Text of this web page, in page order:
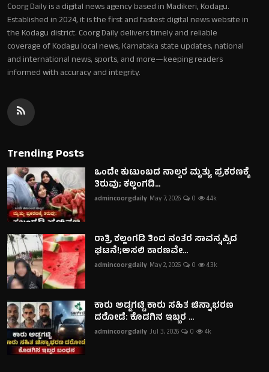
Coorg Daily is a digital news agency based in Madikeri, Kodagu.
Established in 2024, it is the first and fastest digital news website in
the Kodagu district. Coorg Daily delivers timely and reliable
coverage of Kodagu local news, Karnataka state updates, national
and international news, sports, and more—keeping readers
informed with accuracy and integrity.
Trending Posts
ಒಂದೇ ಕುಟುಂಬದ ನಾಲ್ವರ ಮೃತ್ಯು ಪ್ರಕರಣಕ್ಕೆ
ತಿರುವು; ಕಲ್ಲಂಗಡಿ...
admincoorgdaily May 7, 2026 0 4.4k
ರಾತ್ರಿ ಕಲ್ಲಂಗಡಿ ತಿಂದ ನಂತರ ಸಾವನ್ನಪ್ಪಿದ
ಘಟನೆ!;ಅಸಲಿ ಕಾರಣವೇ...
admincoorgdaily May 2, 2026 0 4.3k
ಕಾರು ಅಡ್ಡಗಟ್ಟಿ ಕಾರು ಸಹಿತ ಚಿನ್ನಾಭರಣ
ದರೋಡೆ: ಕೊಡಗಿನ ಇಬ್ಬರ ...
admincoorgdaily Jul 3, 2026 0 4k